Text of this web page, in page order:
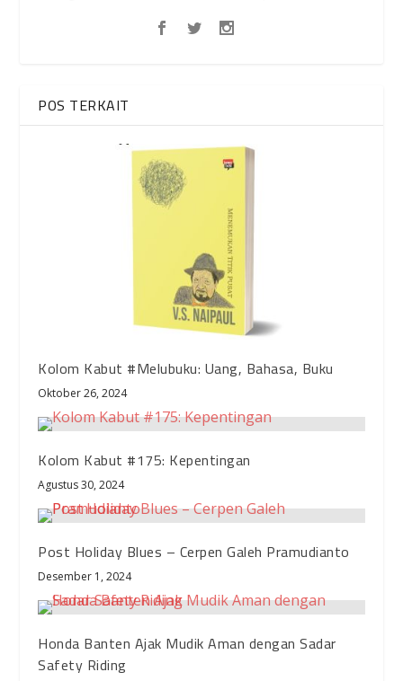
POS TERKAIT
Kolom Kabut #Melubuku: Uang, Bahasa, Buku
Oktober 26, 2024
Kolom Kabut #175: Kepentingan
Agustus 30, 2024
Post Holiday Blues – Cerpen Galeh Pramudianto
Desember 1, 2024
Honda Banten Ajak Mudik Aman dengan Sadar
Safety Riding